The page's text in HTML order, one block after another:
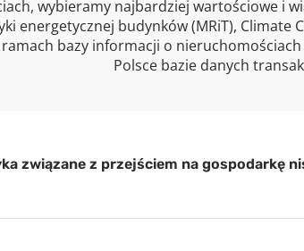
wybieramy najbardziej wartościowe i
energetycznej budynków (MRiT), Climate
bazy informacji o nieruchomościach
Polsce bazie danych
związane z przejściem na gospodarkę